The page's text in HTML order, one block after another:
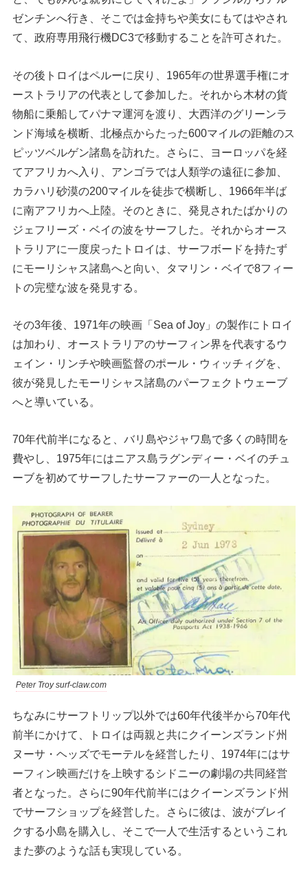
ゼンチンへ行き、そこでは金持ちや美女にもてはやされ
て、政府専用飛行機DC3で移動することを許可された。
その後トロイはペルーに戻り、1965年の世界選手権にオ
ーストラリアの代表として参加した。それから木材の貨
物船に乗船してパナマ運河を渡り、大西洋のグリーンラ
ンド海域を横断、北極点からたった600マイルの距離のス
ピッツベルゲン諸島を訪れた。さらに、ヨーロッパを経
てアフリカへ入り、アンゴラでは人類学の遠征に参加、
カラハリ砂漠の200マイルを徒歩で横断し、1966年半ば
に南アフリカへ上陸。そのときに、発見されたばかりの
ジェフリーズ・ベイの波をサーフした。それからオース
トラリアに一度戻ったトロイは、サーフボードを持たず
にモーリシャス諸島へと向い、タマリン・ベイで8フィー
トの完璧な波を発見する。
その3年後、1971年の映画「Sea of Joy」の製作にトロイ
は加わり、オーストラリアのサーフィン界を代表するウ
ェイン・リンチや映画監督のポール・ウィッチィグを、
彼が発見したモーリシャス諸島のパーフェクトウェーブ
へと導いている。
70年代前半になると、バリ島やジャワ島で多くの時間を
費やし、1975年にはニアス島ラグンディー・ベイのチュ
ーブを初めてサーフしたサーファーの一人となった。
Peter Troy surf-claw.com
ちなみにサーフトリップ以外では60年代後半から70年代
前半にかけて、トロイは両親と共にクイーンズランド州
ヌーサ・ヘッズでモーテルを経営したり、1974年にはサ
ーフィン映画だけを上映するシドニーの劇場の共同経営
者となった。さらに90年代前半にはクイーンズランド州
でサーフショップを経営した。さらに彼は、波がブレイ
クする小島を購入し、そこで一人で生活するというこれ
また夢のような話も実現している。